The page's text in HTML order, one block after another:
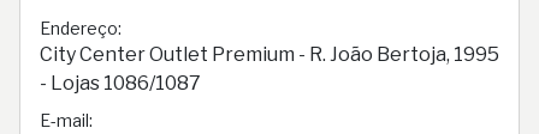
Endereço:
City Center Outlet Premium - R. João Bertoja, 1995
- Lojas 1086/1087
E-mail: